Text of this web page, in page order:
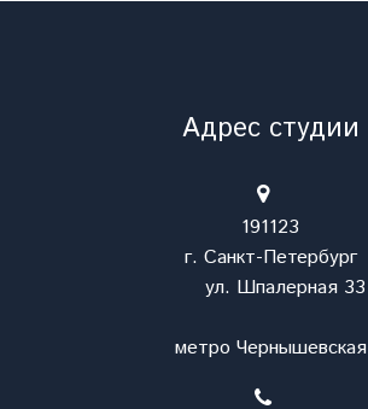
Адрес студии
191123
г. Санкт-Петербург
ул. Шпалерная 33
метро Чернышевская